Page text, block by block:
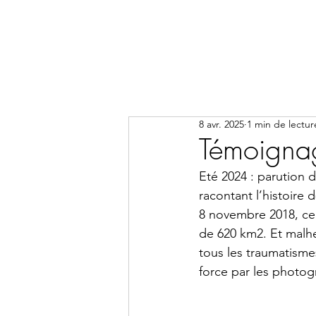
8 avr. 2025 1 min de
Eté 2024 : parution
racontant l’histoire
8 novembre 2018,
de 620 km2. Et
tous les
force par les